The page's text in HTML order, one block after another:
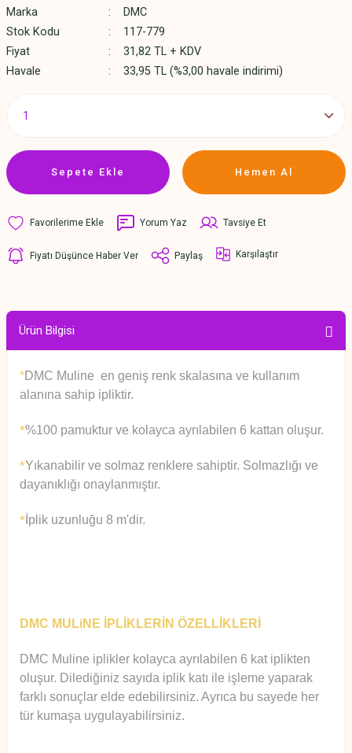
Marka
DMC
Stok Kodu
117-779
Fiyat
31,82 TL + KDV
Havale
33,95 TL (%3,00 havale indirimi)
Sepete Ekle Hemen Al
Yorum Yaz Tavsiye Et
Fiyatı Düşünce Haber Ver Paylaş Karşılaştır
Ürün Bilgisi
*DMC Muline en geniş renk skalasına ve kullanım
alanına sahip ipliktir.
*%100 pamuktur ve kolayca ayrılabilen 6 kattan oluşur.
*Yıkanabilir ve solmaz renklere sahiptir. Solmazlığı ve
dayanıklığı onaylanmıştır.
* İplik uzunluğu 8 m'dir.
DMC MULiNE İPLİKLERİN ÖZELLİKLERİ
DMC Muline iplikler kolayca ayrılabilen 6 kat iplikten
oluşur. Dilediğiniz sayıda iplik katı ile işleme yaparak
farklı sonuçlar elde edebilirsiniz. Ayrıca bu sayede her
tür kumaşa uygulayabilirsiniz.